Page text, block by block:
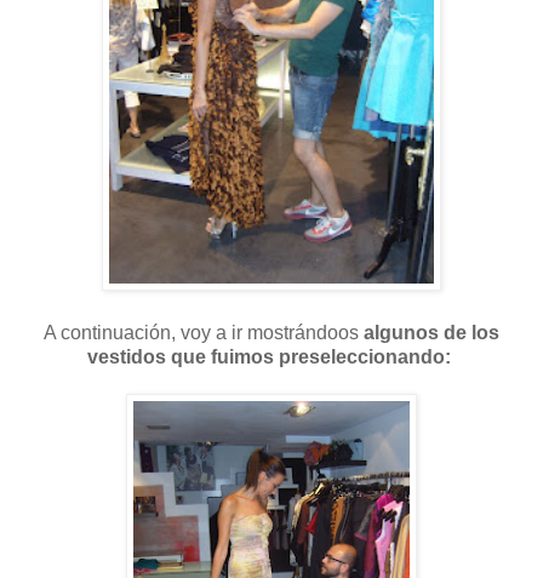
A continuación, voy a ir mostrándoos algunos de los
vestidos que fuimos preseleccionando: